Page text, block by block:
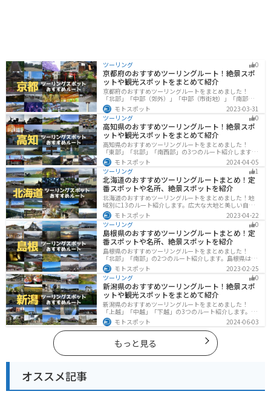
ツーリング 0
京都府のおすすめツーリングルート！絶景スポ
ットや観光スポットをまとめて紹介
京都府のおすすめツーリングルートをまとめました！
「北部」「中部（郊外）」「中部（市街地）」「南部」
の4つのルート紹介します。古い町並みや神社仏閣、自然
に囲まれた風光明媚なスポットが数多く存在し、様々な
楽しみ方ができます。バイクで京都府にツーリングに行
く際は参考にしてください。
モトスポット
2023-03-31
ツーリング
0
高知県のおすすめツーリングルート！絶景スポ
ットや観光スポットをまとめて紹介
高知県のおすすめツーリングルートをまとめました！
「東部」「北部」「南西部」の3つのルート紹介します。
山と海どちらも楽しめるスポットが多数あり、様々な楽
しみ方ができます。バイクで高知県にツーリングに行く
際は参考にしてください。
モトスポット
2024-04-05
ツーリング
1
北海道のおすすめツーリングルートまとめ！定
番スポットや名所、絶景スポットを紹介
北海道のおすすめツーリングルートをまとめました！地
域別に13のルート紹介します。広大な大地と美しい自然
が広がり、四季折々の魅力を楽しめる観光スポットが数
多くあります。バイクで北海道にツーリングに行く際は
参考にしてください。
モトスポット
2023-04-22
ツーリング
0
島根県のおすすめツーリングルートまとめ！定
番スポットや名所、絶景スポットを紹介
島根県のおすすめツーリングルートをまとめました！
「北部」「南部」の2つのルート紹介します。島根県は、
海と山が近く、1日で全然違う景色を堪能することができ
ます。バイクで島根県にツーリングに行く際は参考にし
てください。
モトスポット
2023-02-25
ツーリング
0
新潟県のおすすめツーリングルート！絶景スポ
ットや観光スポットをまとめて紹介
新潟県のおすすめツーリングルートをまとめました！
「上越」「中越」「下越」の3つのルート紹介します。自
然豊かな山と海、グルメも充実しており、自然を満喫す
るツーリングができます。バイクで新潟県にツーリング
に行く際は参考にしてください。
モトスポット 2024-06-03
もっと見る
オススメ記事